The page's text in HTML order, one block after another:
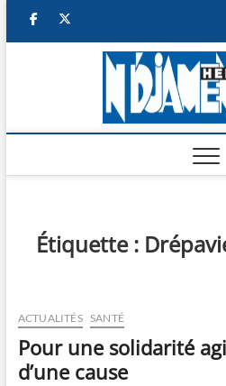
facebook
Étiquette :
ACTUALITÉS SANTÉ
Pour une solidarité
d’une cause